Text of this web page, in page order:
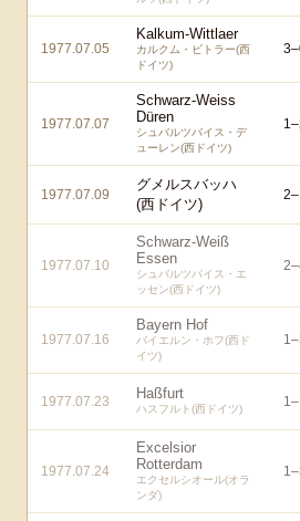
1977.07.05
Kalkum-Wittlaer
カルクム・ビトラー(西
ドイツ)
3–
1977.07.07
Schwarz-Weiss
Düren
シュバルツバイス・デ
ューレン(西ドイツ)
1–
1977.07.09
グメルスバッハ
(西ドイツ)
2–
1977.07.10
Schwarz-Weiß
Essen
シュバルツバイス・エ
ッセン(西ドイツ)
2–
1977.07.16
Bayern Hof
バイエルン・ホフ(西ド
イツ)
1–
1977.07.23 Haßfurt
ハスフルト(西ドイツ) 1–
1977.07.24
Excelsior
Rotterdam
エクセルシオール(オラ
ンダ)
1–